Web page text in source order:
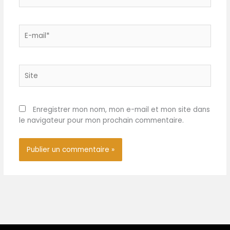
couverts dans un tas de
ce qui est parfait pour les
de l'environnement et
préservation de la planète.
cuillère jetable est
soigneusement
lisses et sans échardes, et
que la texture est
mail*
Enregistrer mon nom, mon e-mail et mon site dans
le navigateur pour mon prochain commentaire.